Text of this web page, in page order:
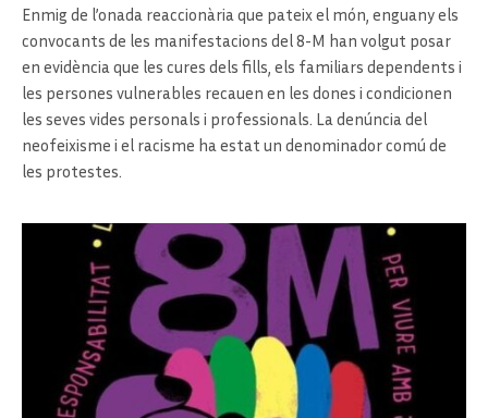
Enmig de l’onada reaccionària que pateix el món, enguany els
convocants de les manifestacions del 8-M han volgut posar
en evidència que les cures dels fills, els familiars dependents i
les persones vulnerables recauen en les dones i condicionen
les seves vides personals i professionals. La denúncia del
neofeixisme i el racisme ha estat un denominador comú de
les protestes.